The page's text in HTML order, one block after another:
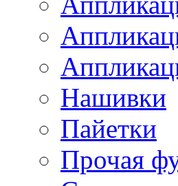
Нашивки
Пайетки
Прочая